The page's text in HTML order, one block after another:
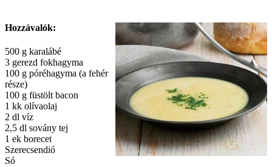
Hozzávalók:
500 g karalábé
3 gerezd fokhagyma
100 g póréhagyma (a fehér
része)
100 g füstölt bacon
1 kk olívaolaj
2 dl víz
2,5 dl sovány tej
1 ek borecet
Szerecsendió
Só